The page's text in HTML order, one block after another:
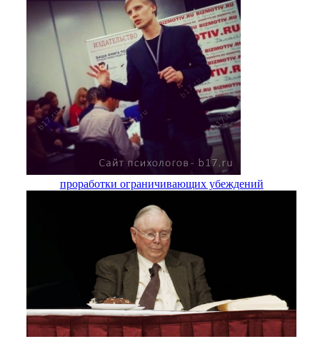
проработки ограничивающих убеждений